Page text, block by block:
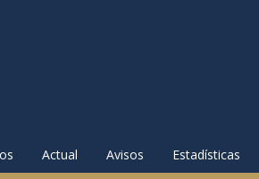
Actual Avisos Estadísticas